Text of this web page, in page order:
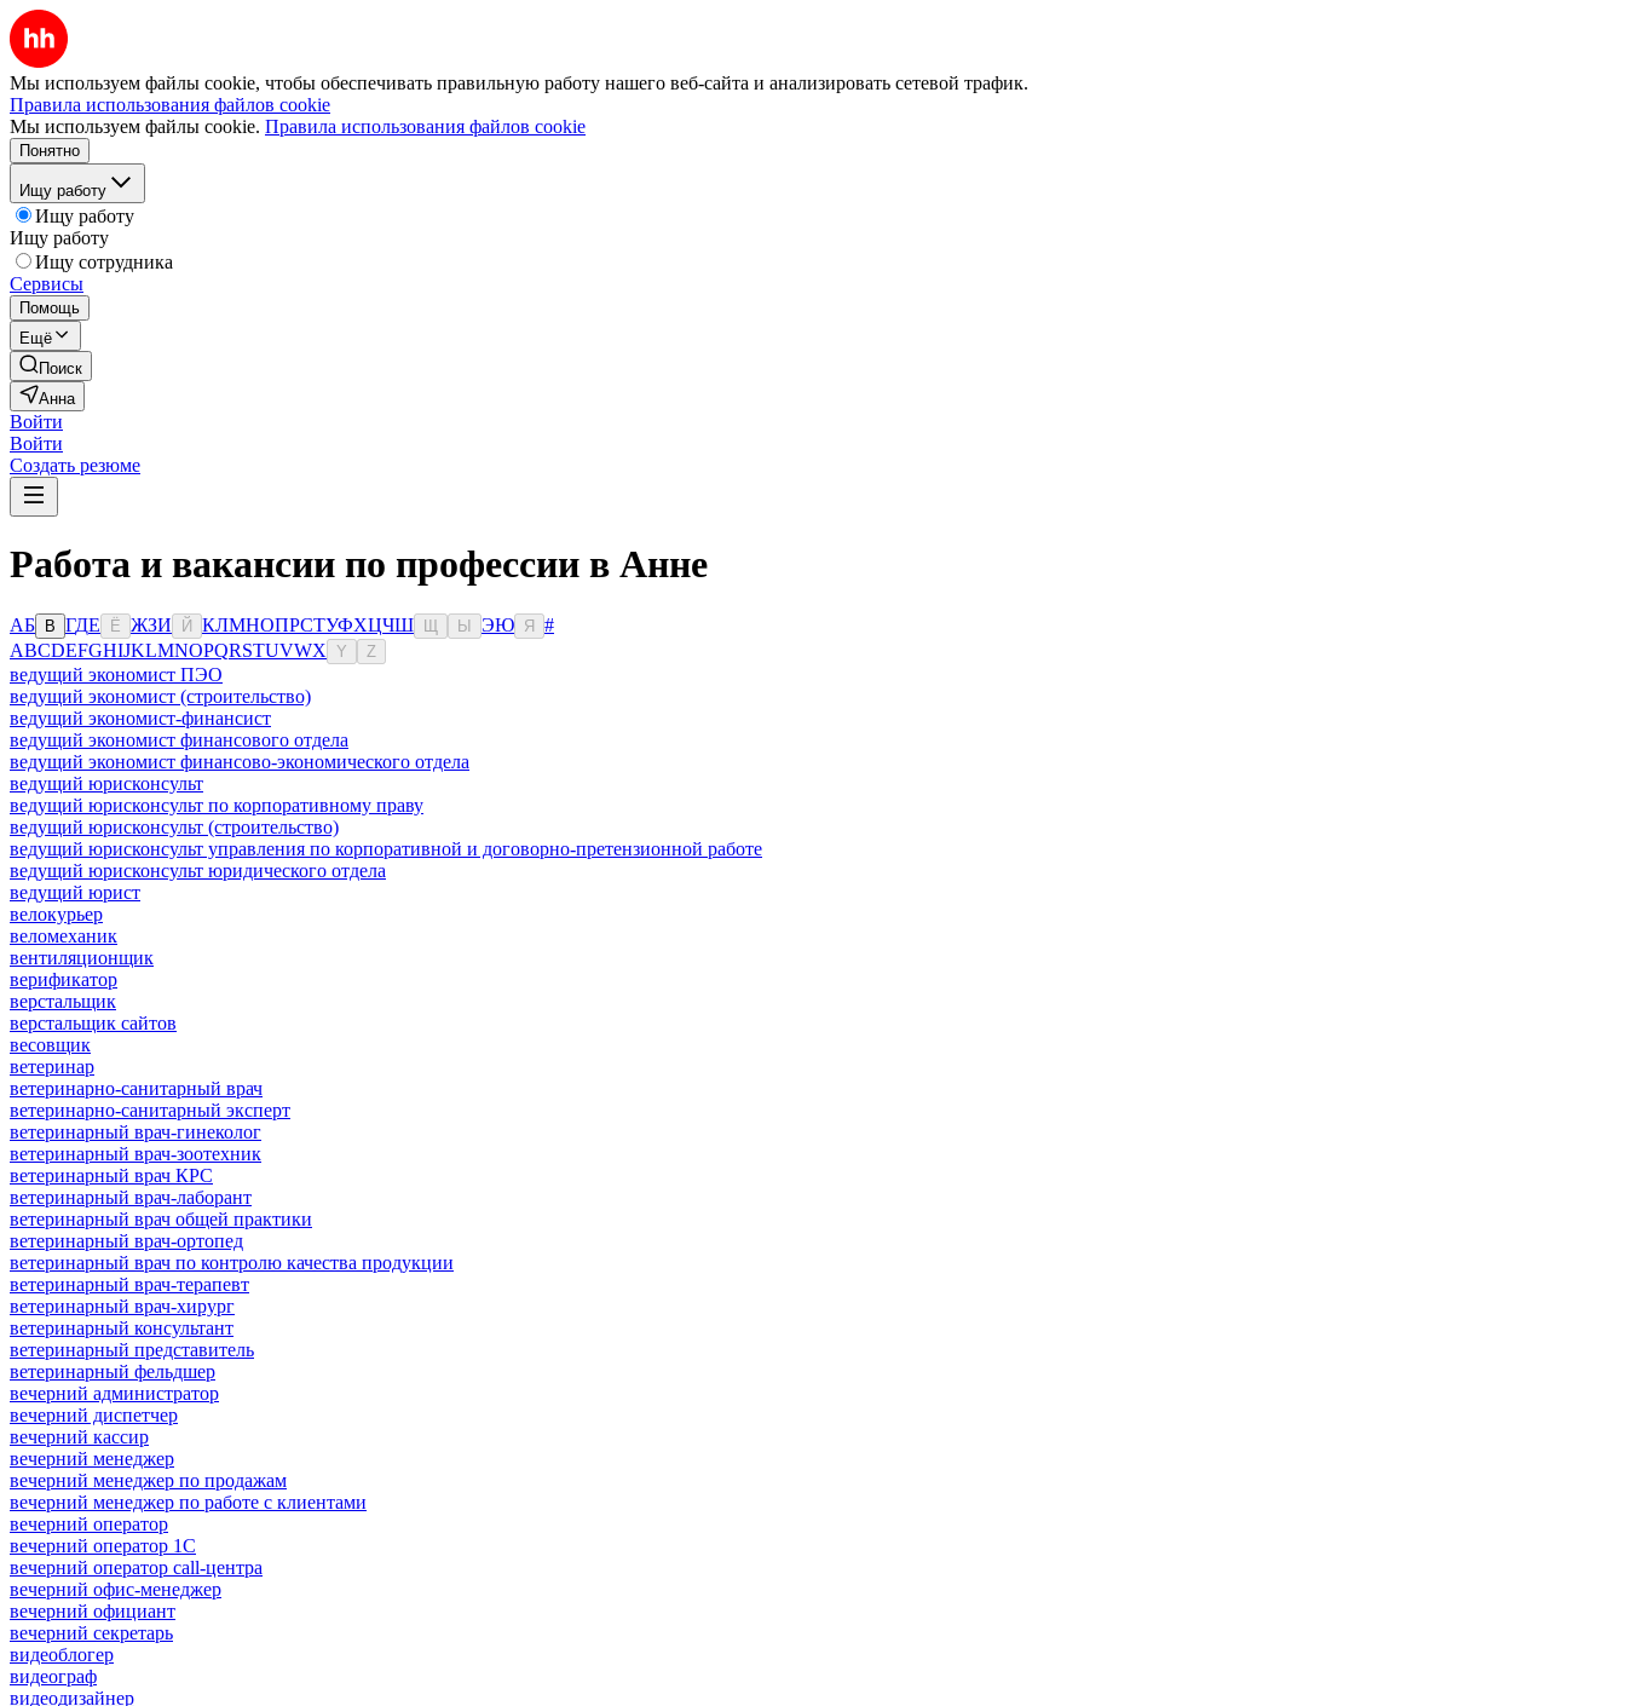
Мы используем файлы cookie, чтобы обеспечивать правильную работу нашего веб-сайта и анализировать сетевой трафик.
Правила использования файлов cookie
Мы используем файлы cookie. Правила использования файлов cookie
Понятно
Ищу работу
Ищу работу
Ищу работу
Ищу сотрудника
Сервисы
Помощь
Ещё
Поиск
Анна
Войти
Войти
Создать резюме
Работа и вакансии по профессии в Анне
АБ В ГДЕ Ё ЖЗИ Й КЛМНОПРСТУФХЦЧШ Ы ЭЮ Я
#
ABCDEFGHIJKLMNOPQRSTUVWX Y Z
ведущий экономист ПЭО
ведущий экономист (строительство)
ведущий экономист-финансист
ведущий экономист финансового отдела
ведущий экономист финансово-экономического отдела
ведущий юрисконсульт
ведущий юрисконсульт по корпоративному праву
ведущий юрисконсульт (строительство)
ведущий юрисконсульт управления по корпоративной и договорно-претензионной работе
ведущий юрисконсульт юридического отдела
ведущий юрист
велокурьер
веломеханик
вентиляционщик
верификатор
верстальщик
верстальщик сайтов
весовщик
ветеринар
ветеринарно-санитарный врач
ветеринарно-санитарный эксперт
ветеринарный врач-гинеколог
ветеринарный врач-зоотехник
ветеринарный врач КРС
ветеринарный врач-лаборант
ветеринарный врач общей практики
ветеринарный врач-ортопед
ветеринарный врач по контролю качества продукции
ветеринарный врач-терапевт
ветеринарный врач-хирург
ветеринарный консультант
ветеринарный представитель
ветеринарный фельдшер
вечерний администратор
вечерний диспетчер
вечерний кассир
вечерний менеджер
вечерний менеджер по продажам
вечерний менеджер по работе с клиентами
вечерний оператор
вечерний оператор 1С
вечерний оператор call-центра
вечерний офис-менеджер
вечерний официант
вечерний секретарь
видеоблогер
видеограф
видеодизайнер